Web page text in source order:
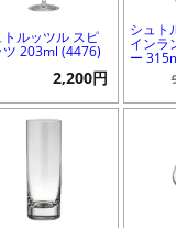
トルッツル スピ
ツ 203ml (4476)
2,200円
シュト
インラ
ー